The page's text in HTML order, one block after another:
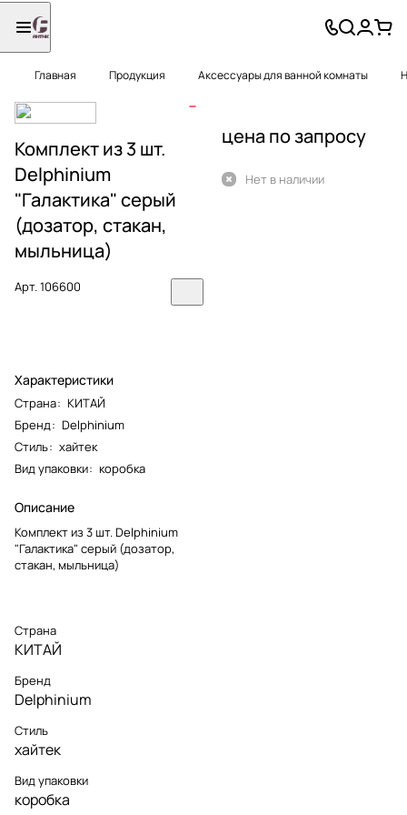
Главная Продукция Аксессуары для ванной комнаты
Комплект из 3 шт.
Delphinium
"Галактика" серый
(дозатор, стакан,
мыльница)
Арт.106600
Характеристики
Страна: КИТАЙ
Бренд: Delphinium
Стиль: хайтек
Вид упаковки: коробка
Описание
Комплект из 3 шт. Delphinium
"Галактика" серый (дозатор,
стакан, мыльница)
цена по запросу
Нет в наличии
Страна
КИТАЙ
Бренд
Delphinium
Стиль
хайтек
Вид упаковки
коробка